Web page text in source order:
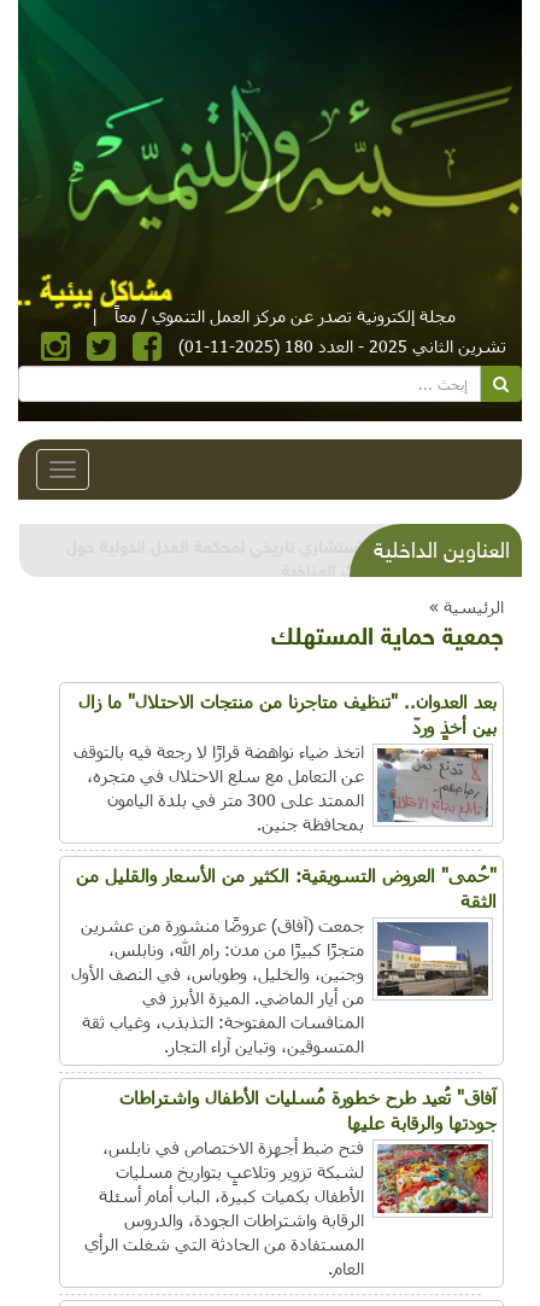
مجلة إلكترونية تصدر عن مركز العمل التنموي / معاً
|
تشرين الثاني 2025 - العدد 180 (2025-11-01)
Toggle
العناوين الداخليةشذرات بيئية وتنموية...بنية تحتية وحلويات قبيحة
وحاكورة ونوبل وزيتون و"سيباط"
الرئيسية »
جمعية حماية المستهلك
بعد العدوان.. "تنظيف متاجرنا من منتجات الاحتلال" ما زال
بين أخذٍ وردّ
اتخذ ضياء نواهضة قرارًا لا رجعة فيه بالتوقف
عن التعامل مع سلع الاحتلال في متجره،
الممتد على 300 متر في بلدة اليامون
بمحافظة جنين.
"حُمى" العروض التسويقية: الكثير من الأسعار والقليل من
الثقة
جمعت (آفاق) عروضًا منشورة من عشرين
متجرًا كبيرًا من مدن: رام الله، ونابلس،
وجنين، والخليل، وطوباس، في النصف الأول
من أيار الماضي. الميزة الأبرز في
المنافسات المفتوحة: التذبذب، وغياب ثقة
المتسوقين، وتباين آراء التجار.
آفاق" تُعيد طرح خطورة مُسليات الأطفال واشتراطات
جودتها والرقابة عليها
فتح ضبط أجهزة الاختصاص في نابلس،
لشبكة تزوير وتلاعبٍ بتواريخ مسليات
الأطفال بكميات كبيرة، الباب أمام أسئلة
الرقابة واشتراطات الجودة، والدروس
المستفادة من الحادثة التي شغلت الرأي
العام.